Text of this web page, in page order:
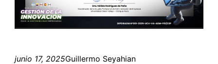
junio 17, 2025Guillermo Seyahian